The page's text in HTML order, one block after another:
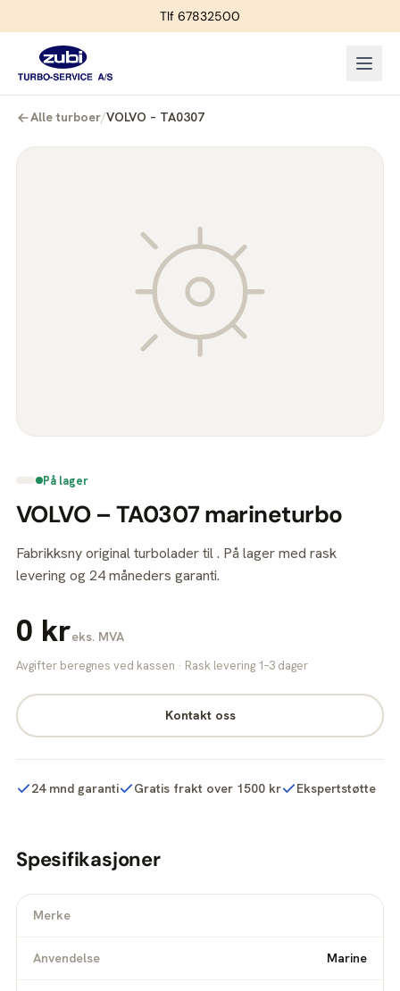
Tlf 67832500
Alle turboer/VOLVO – TA0307
På lager
VOLVO – TA0307 marineturbo
Fabrikksny original turbolader til . På lager med rask
levering og 24 måneders garanti.
0 kreks. MVA
Avgifter beregnes ved kassen · Rask levering 1–3 dager
Kontakt oss
24 mnd garanti Gratis frakt over 1500 kr Ekspertstøtte
Spesifikasjoner
Merke
Anvendelse Marine